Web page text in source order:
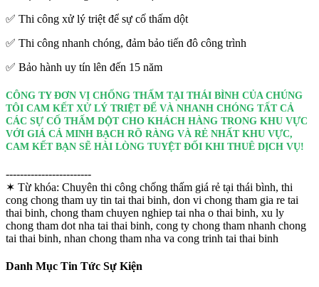
✅ Thi công xử lý triệt để sự cố thấm dột
✅ Thi công nhanh chóng, đảm bảo tiến đô công trình
✅ Bảo hành uy tín lên đến 15 năm
CÔNG TY ĐƠN VỊ CHỐNG THẤM TẠI THÁI BÌNH CỦA CHÚNG
TÔI CAM KẾT XỬ LÝ TRIỆT ĐỂ VÀ NHANH CHÓNG TẤT CẢ
CÁC SỰ CỐ THẤM DỘT CHO KHÁCH HÀNG TRONG KHU VỰC
VỚI GIÁ CẢ MINH BẠCH RÕ RÀNG VÀ RẺ NHẤT KHU VỰC,
CAM KẾT BẠN SẼ HÀI LÒNG TUYỆT ĐỐI KHI THUÊ DỊCH VỤ!
------------------------
✶ Từ khóa: Chuyên thi công chống thấm giá rẻ tại thái bình, thi
cong chong tham uy tin tai thai binh, don vi chong tham gia re tai
thai binh, chong tham chuyen nghiep tai nha o thai binh, xu ly
chong tham dot nha tai thai binh, cong ty chong tham nhanh chong
tai thai binh, nhan chong tham nha va cong trinh tai thai binh
Danh Mục Tin Tức Sự Kiện